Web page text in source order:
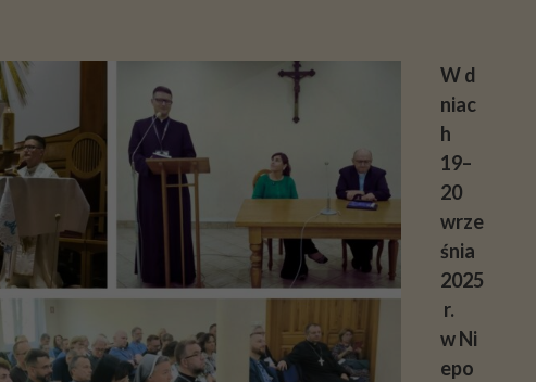
W d
niac
h
19–
20
wrze
śnia
2025
r.
w Ni
epo